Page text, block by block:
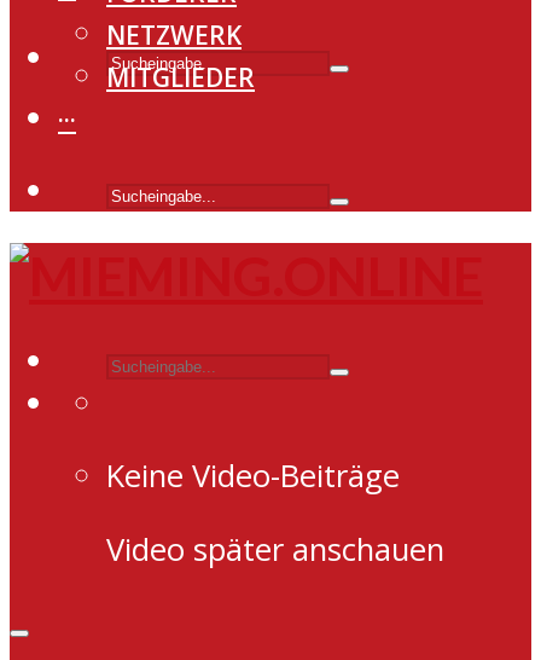
NETZWERK
MITGLIEDER
···
Keine Video-Beiträge
Video später anschauen